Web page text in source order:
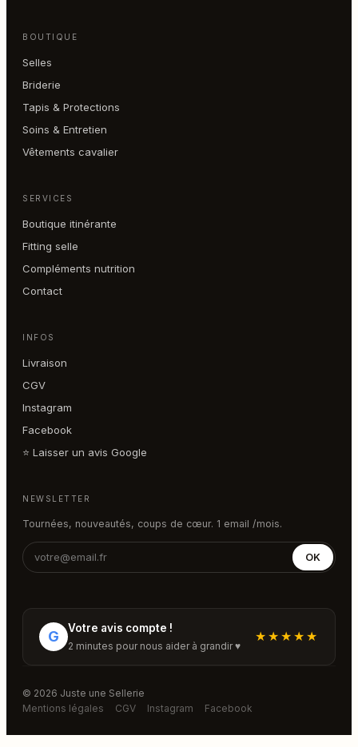
BOUTIQUE
Selles
Briderie
Tapis & Protections
Soins & Entretien
Vêtements cavalier
SERVICES
Boutique itinérante
Fitting selle
Compléments nutrition
Contact
INFOS
Livraison
CGV
Instagram
Facebook
⭐ Laisser un avis Google
NEWSLETTER
Tournées, nouveautés, coups de cœur. 1 email /mois.
OK
G Votre avis compte !
2 minutes pour nous aider à grandir ♥
★★★★★
© 2026 Juste une Sellerie
Mentions légales
CGV Instagram Facebook